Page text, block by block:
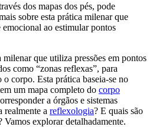
dos mapas dos pés, pode
sobre esta prática milenar que
ao estimular pontos
milenar que utiliza pressões em pontos
como “zonas reflexas”, para
corpo. Esta prática baseia-se no
um mapa completo do corpo
a órgãos e sistemas
realmente a reflexologia? E quais são
Vamos explorar detalhadamente.